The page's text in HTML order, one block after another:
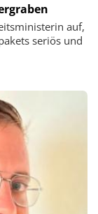
auf,
seriös und